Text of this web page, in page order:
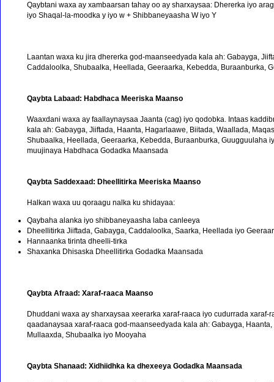
Qaybtani waxa ay xambaarsan tahay oo ay sharxaysaa: Dhererka iyo
iyo Shaqal-la-moodka y iyo w + Shibbaneyaasha W iyo Y
Laantan waxa ku jira dhererka god-maanseedyada kala ah: Gabayga,
Caddaloolka, Shubaalka, Heellada, Geeraarka, Kebedda, Buraanburka,
Qaybta Labaad: Habdhaca Meeriska Maanso
Waaxdani waxa ay faallaynaysaa Jaanta (cag) iyo qodobka. Intaas
kala ah: Gabayga, Jiiftada, Haanta, Hagarlaawe, Biitada, Waallada,
Shubaalka, Heellada, Geeraarka, Kebedda, Buraanburka, Guugguulaha
muujinaya Habdhaca Godadka Maansada
Qaybta Saddexaad: Dheellitirka Meeriska Maanso
Halkan waxa uu qoraagu nalka ku shidayaa:
Qaybaha alanka iyo shibbaneyaasha laba canleeya
Dheellitirka Jiiftada, Gabayga, Caddaloolka, Saarka, Heellada iyo
Hannaanka tirinta dheelli-tirka
Shaxanka Dhisaska Dheellitirka Godadka Maansada
Qaybta Afraad: Xaraf-raaca Maanso
Dhuddani waxa ay sharxaysaa xeerarka xaraf-raaca iyo cudurrada
qaadanaysaa xaraf-raaca god-maanseedyada kala ah: Gabayga,
Mullaaxda, Shubaalka iyo Mooyaha
Qaybta Shanaad: Xidhiidhka ka dhexeeya Godadka Maansada